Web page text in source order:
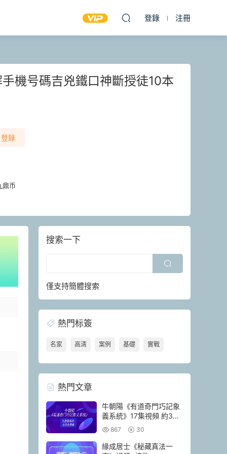
登錄 注冊
機号碼吉兇鐵口神斷授徒10本
登錄
鼎币
搜索一下
僅支持簡體搜索
熱門标簽
名家 高清 案例 基礎 實戰
熱門文章
牛朝陽《有道奇門巧記象
義系統》17集視頻 約3小
時 867 30
緣成居士《秘藏真法一